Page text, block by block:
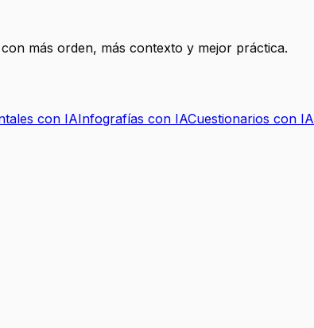
más orden, más contexto y mejor práctica.
con IAInfografías con IACuestionarios con IA